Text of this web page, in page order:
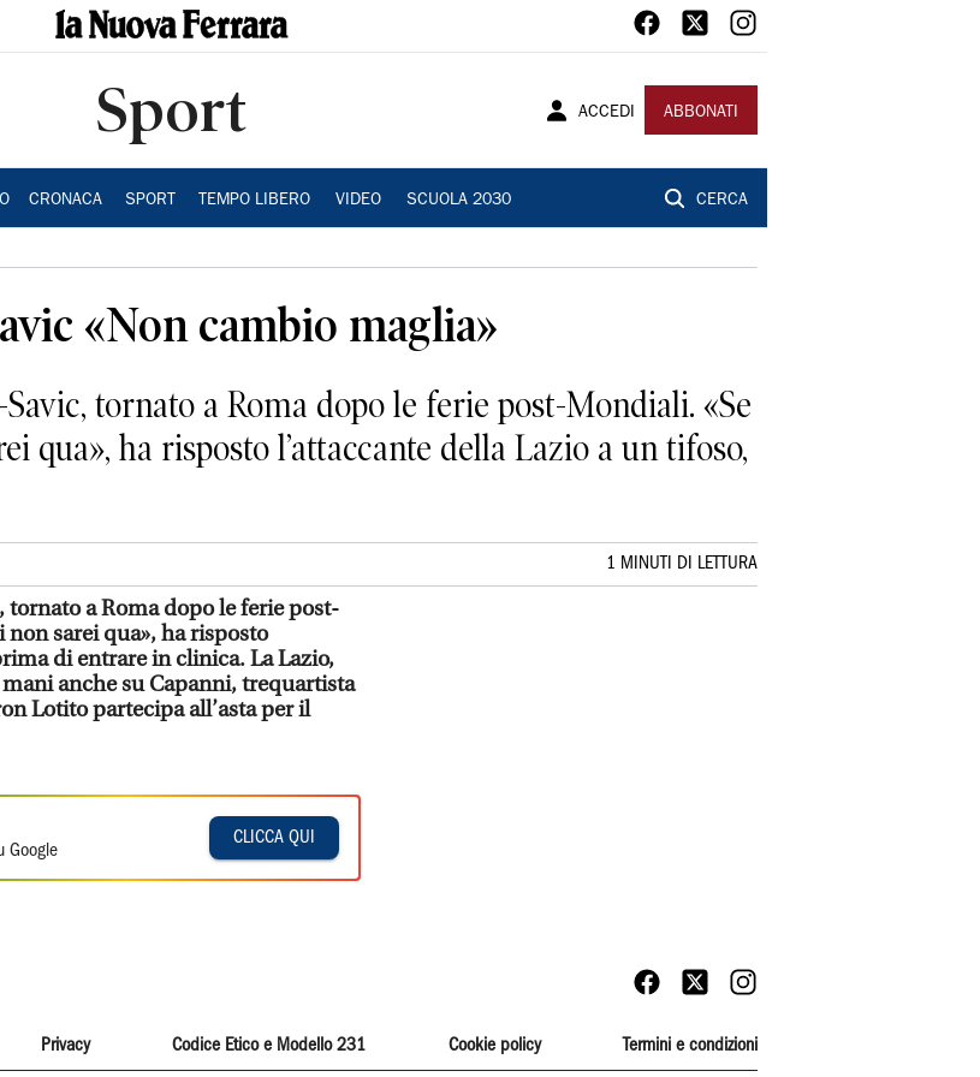
Sport ACCEDI ABBONATI
CRONACA SPORT TEMPO LIBERO VIDEO SCUOLA 2030 CERCA
«Non cambio maglia»
tornato a Roma dopo le ferie post-Mondiali. «Se
qua», ha risposto l’attaccante della Lazio a un tifoso,
1 MINUTI DI LETTURA
, tornato a Roma dopo le ferie post-
sarei qua», ha risposto
di entrare in clinica. La Lazio,
anche suCapanni, trequartista
Lotito partecipa all’asta per il
Google
CLICCA QUI
Privacy Codice Etico e Modello 231 Cookie policy Termini e condizioni